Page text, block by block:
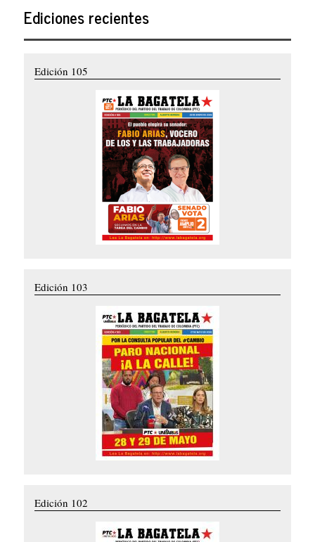
Ediciones recientes
Edición 105
Edición 103
Edición 102